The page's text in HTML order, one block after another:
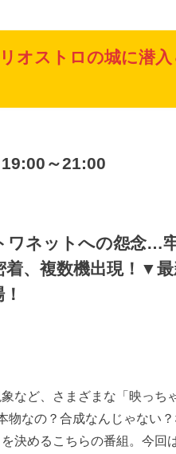
オストロの城に潜
～21:00
ワネットへの怨念…
着、複数機出現！▼
など、さまざまな「映っち
物なの？合成なんじゃない
決めるこちらの番組。今回